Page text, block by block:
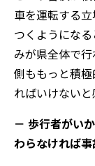
車を運転する
つくようにな
みが県全体で
側ももっと積
ればいけないと
－ 歩行者がい
わらなければ事